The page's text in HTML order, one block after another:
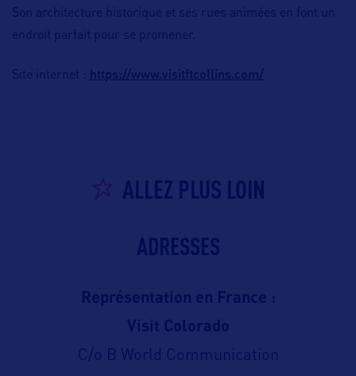
Son architecture historique et ses rues animées en font un
endroit parfait pour se promener.
Site internet : https://www.visitftcollins.com/
ALLEZ PLUS LOIN
ADRESSES
Représentation en France :
Visit Colorado
C/o B World Communication